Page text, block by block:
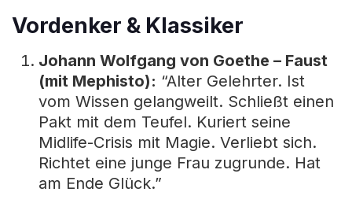
Vordenker & Klassiker
Johann Wolfgang von Goethe – Faust
(mit Mephisto): “Alter Gelehrter. Ist
vom Wissen gelangweilt. Schließt einen
Pakt mit dem Teufel. Kuriert seine
Midlife-Crisis mit Magie. Verliebt sich.
Richtet eine junge Frau zugrunde. Hat
am Ende Glück.”